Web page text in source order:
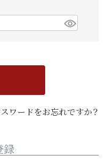
ワードをお忘れですか？
録